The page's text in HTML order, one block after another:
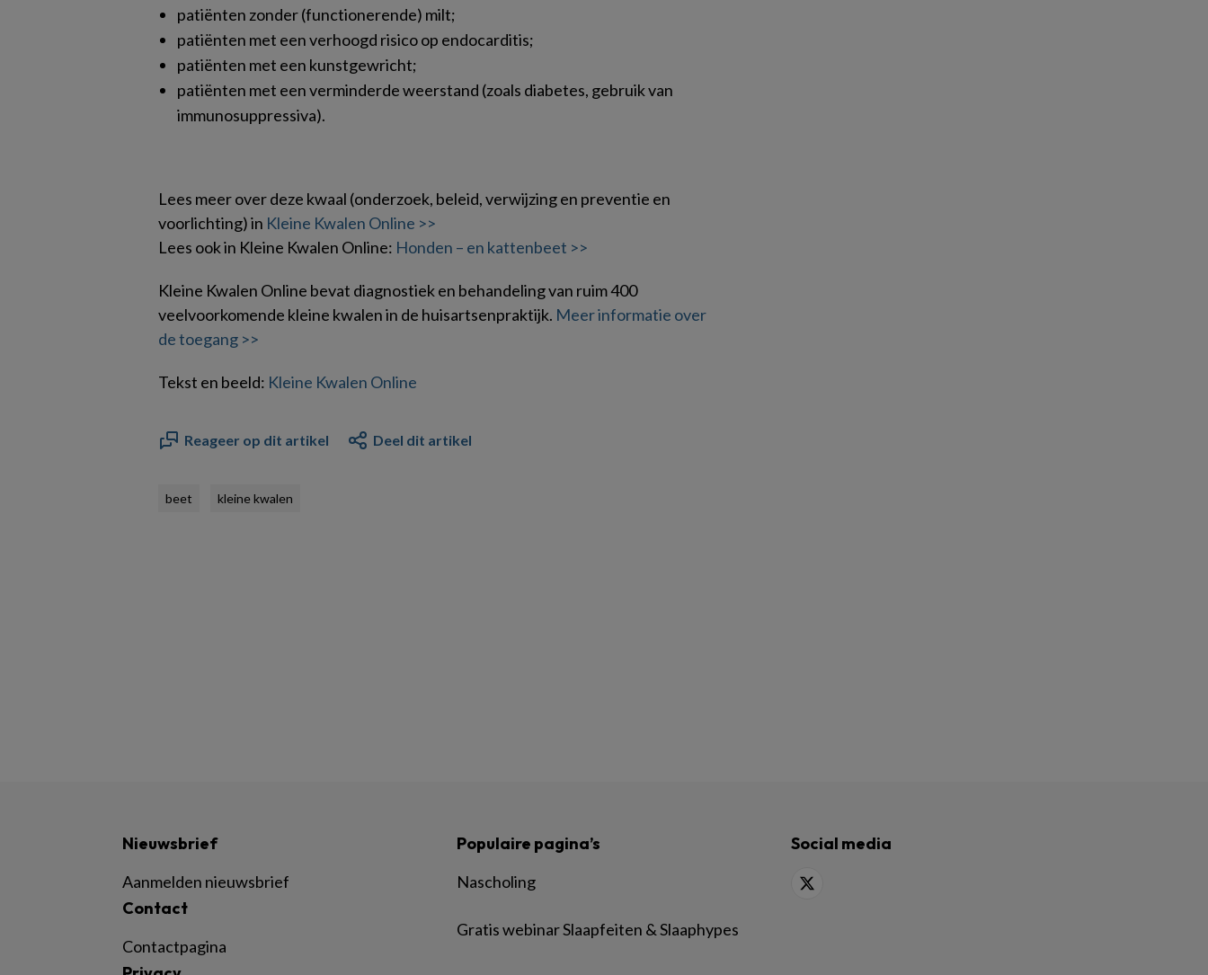
patiënten zonder (functionerende) milt;
patiënten met een verhoogd risico op endocarditis;
patiënten met een kunstgewricht;
patiënten met een verminderde weerstand (zoals diabetes, gebruik van
immunosuppressiva).
Lees meer over deze kwaal (onderzoek, beleid, verwijzing en preventie en
voorlichting) in Kleine Kwalen Online >>
Lees ook in Kleine Kwalen Online: Honden – en kattenbeet >>
Kleine Kwalen Online bevat diagnostiek en behandeling van ruim 400
veelvoorkomende kleine kwalen in de huisartsenpraktijk. Meer informatie over
de toegang >>
Tekst en beeld: Kleine Kwalen Online
Reageer op dit artikel Deel dit artikel
beet kleine kwalen
Nieuwsbrief
Aanmelden nieuwsbrief
Contact
Contactpagina
Populaire pagina’s
Nascholing
Gratis webinar Slaapfeiten & Slaaphypes
Social media